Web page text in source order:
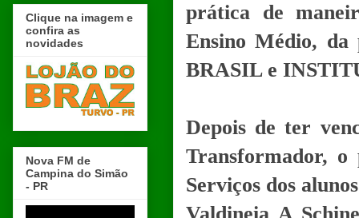
prática de
Ensino Médio, da
BRASIL e
Depois de ter
Transformador,
Serviços dos
Clique na imagem e
confira as
novidades
Nova FM de
Campina do Simão
- PR